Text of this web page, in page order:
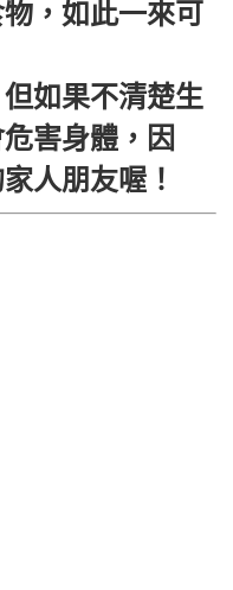
，如此一來可
如果不清楚生
害身體，因
人朋友喔！